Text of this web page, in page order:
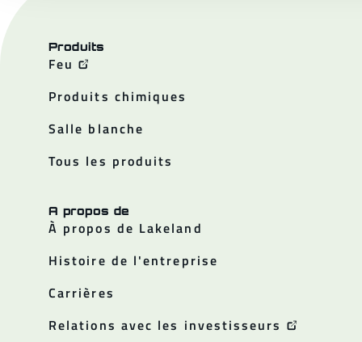
Produits
Feu
Produits chimiques
Salle blanche
Tous les produits
A propos de
À propos de Lakeland
Histoire de l'entreprise
Carrières
Relations avec les investisseurs